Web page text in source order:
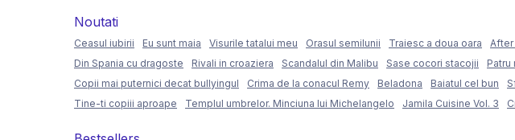
Noutati
Ceasul iubirii Eu sunt maia Visurile tatalui meu Orasul semilunii Traiesc a doua oara
Din Spania cu dragoste
Rivali in croaziera Scandalul din Malibu Sase cocori stacojii Patru
Copii mai puternici decat bullyingul
Crima de la conacul Remy Beladona Baiatul cel bun
Tine-ti copiii aproape
Templul umbrelor. Minciuna lui Michelangelo Jamila Cuisine Vol. 3